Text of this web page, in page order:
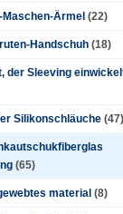
Maschen-Ärmel (22)
Handschuh (18)
der Sleeving
Silikonschläuche (47)
(65)
material (8)